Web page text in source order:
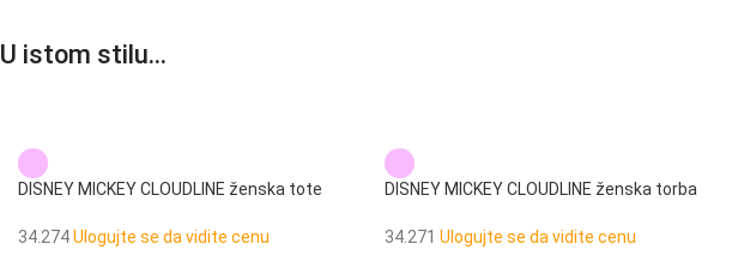
U istom stilu…
DISNEY MICKEY CLOUDLINE ženska tote
34.274Ulogujte se da vidite cenu
DISNEY MICKEY CLOUDLINE ženska torba
34.271 Ulogujte se da vidite cenu